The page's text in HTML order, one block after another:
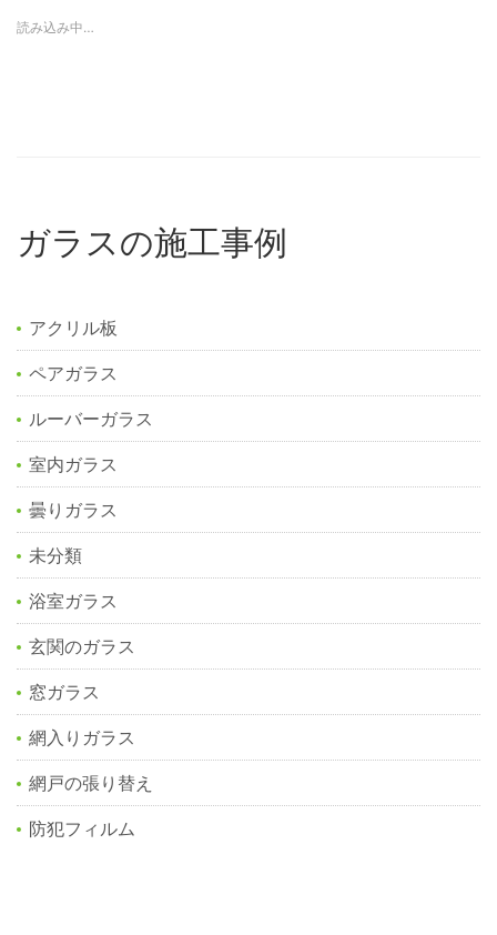
読み込み中…
ガラスの施工事例
アクリル板
ペアガラス
ルーバーガラス
室内ガラス
曇りガラス
未分類
浴室ガラス
玄関のガラス
窓ガラス
網入りガラス
網戸の張り替え
防犯フィルム